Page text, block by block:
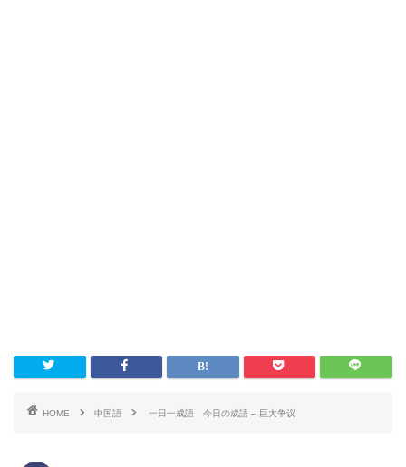
HOME 中国語 一日一成語 今日の成語 – 巨大争议